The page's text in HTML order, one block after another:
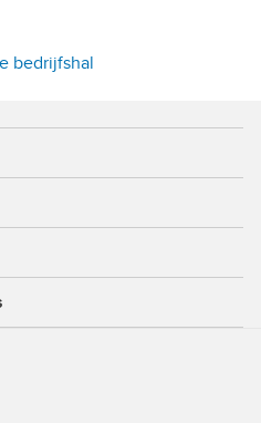
bedrijfshal